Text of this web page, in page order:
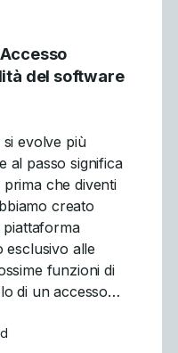
del software
evolve più
al passo significa
che diventi
creato
piattaforma
esclusivo alle
funzioni di
di un accesso…